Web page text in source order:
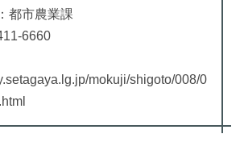
都市農業課
6660
mokuji/shigoto/008/0